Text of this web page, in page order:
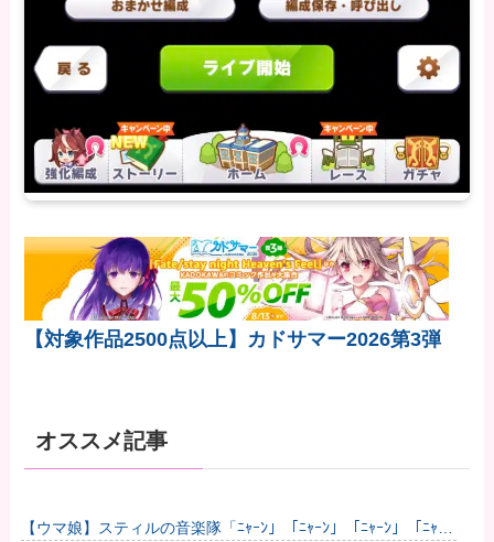
【対象作品2500点以上】カドサマー2026第3弾
オススメ記事
【ウマ娘】スティルの音楽隊「ﾆｬｰﾝ」「ﾆｬｰﾝ」「ﾆｬｰﾝ」「ﾆｬｰ